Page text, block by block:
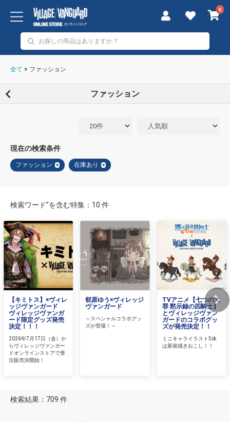
0
全て > ファッション
ファッション
現在の検索条件
ファッション × 在庫あり ×
検索ワード”を含む特集：10 件
【キミトス】×ヴィレ
ッジヴァンガード
ヴィレッジヴァンガ
ード限定グッズ発売
決定！！！
2026年7月17日（金）か
らヴィレッジヴァンガー
ドオンラインストアで受
注販売決開始！
郁原ゆう×ヴィレッジ
ヴァンガード
～スペシャルコラボグッ
ズが登場！～
TVアニメ【七つの大
罪 黙示録の四騎士】
とヴィレッジヴァン
ガードのコラボグッ
ズが発売決定！！
ミニキャライラスト5体
は新規描きおこし！！
検索結果：709 件